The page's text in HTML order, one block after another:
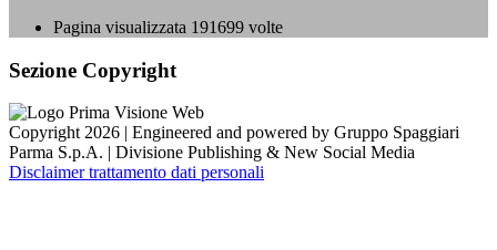
Pagina visualizzata 191699 volte
Sezione Copyright
Copyright 2026 | Engineered and powered by Gruppo Spaggiari
Parma S.p.A. | Divisione Publishing & New Social Media
Disclaimer trattamento dati personali